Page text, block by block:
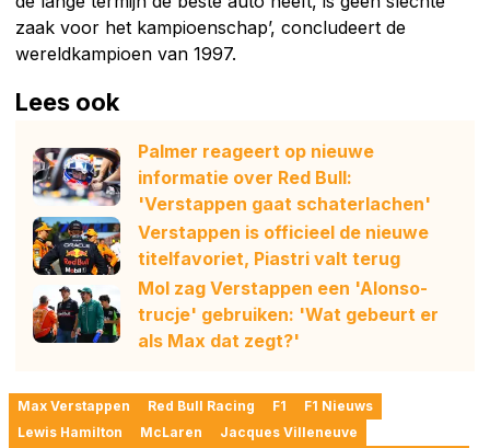
zaak voor het kampioenschap’, concludeert de
wereldkampioen van 1997.
Lees ook
Palmer reageert op nieuwe
informatie over Red Bull:
'Verstappen gaat schaterlachen'
Verstappen is officieel de nieuwe
titelfavoriet, Piastri valt terug
Mol zag Verstappen een 'Alonso-
trucje' gebruiken: 'Wat gebeurt er
als Max dat zegt?'
Max Verstappen Red Bull Racing F1
F1 Nieuws
Lewis Hamilton
McLaren
Jacques Villeneuve